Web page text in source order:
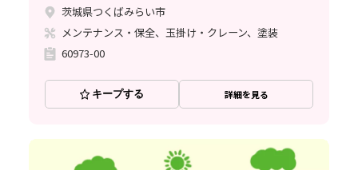
茨城県つくばみらい市
メンテナンス・保全、玉掛け・クレーン、塗装
60973-00
キープする 詳細を見る